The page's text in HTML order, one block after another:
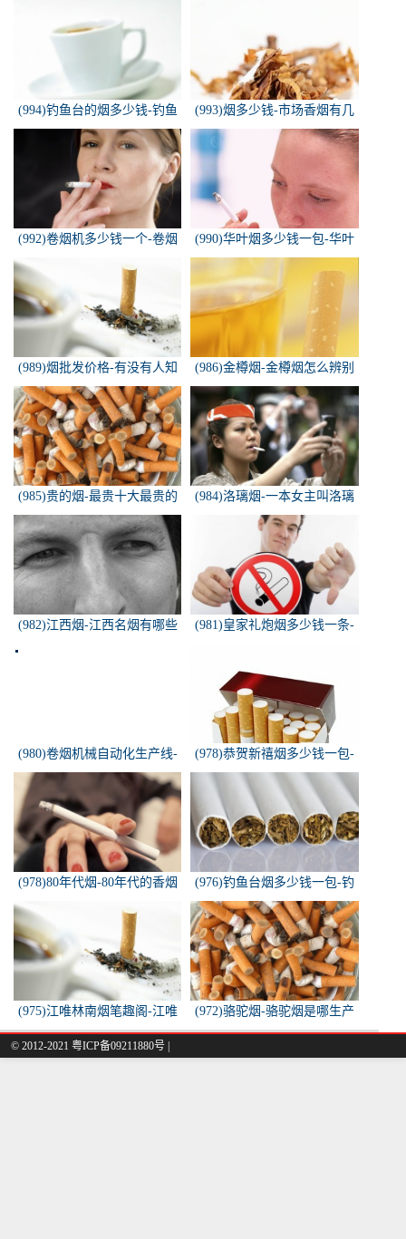
(994)钓鱼台的烟多少钱-钓鱼
台香烟价格有哪几种规格？
(993)烟多少钱-市场香烟有几
种 各多少钱一包
(992)卷烟机多少钱一个-卷烟
(990)华叶烟多少钱一包-华叶
烟价格多少钱一包
(989)烟批发价格-有没有人知
道，各种香烟批发价？
(986)金樽烟-金樽烟怎么辨别
真假
(985)贵的烟-最贵十大最贵的
香烟是什么
(984)洛璃烟-一本女主叫洛璃
烟的快穿小说，叫什么名字来
着？？？
(982)江西烟-江西名烟有哪些
(981)皇家礼炮烟多少钱一条-
(980)卷烟机械自动化生产线-
中国烟草机械集团
(978)恭贺新禧烟多少钱一包-
恭贺新禧香烟有细支的多少钱
一盒？
(978)80年代烟-80年代的香烟
(976)钓鱼台烟多少钱一包-钓
鱼台烟多少钱一包
(975)江唯林南烟笔趣阁-江唯
林南烟小说叫什么名字？
(972)骆驼烟-骆驼烟是哪生产
的
© 2012-2021 粤ICP备09211880号 |